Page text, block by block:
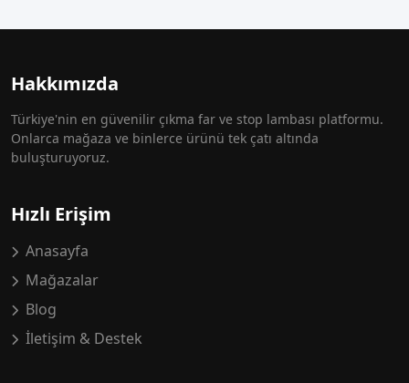
Hakkımızda
Türkiye'nin en güvenilir çıkma far ve stop lambası platformu.
Onlarca mağaza ve binlerce ürünü tek çatı altında
buluşturuyoruz.
Hızlı Erişim
Anasayfa
Mağazalar
Blog
İletişim & Destek